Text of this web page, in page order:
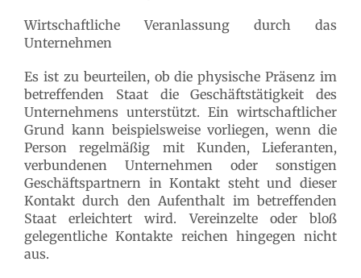
Wirtschaftliche Veranlassung durch das
Unternehmen
Es ist zu beurteilen, ob die physische Präsenz im
betreffenden Staat die Geschäftstätigkeit des
Unternehmens unterstützt. Ein wirtschaftlicher
Grund kann beispielsweise vorliegen, wenn die
Person regelmäßig mit Kunden, Lieferanten,
verbundenen Unternehmen oder sonstigen
Geschäftspartnern in Kontakt steht und dieser
Kontakt durch den Aufenthalt im betreffenden
Staat erleichtert wird. Vereinzelte oder bloß
gelegentliche Kontakte reichen hingegen nicht
aus.